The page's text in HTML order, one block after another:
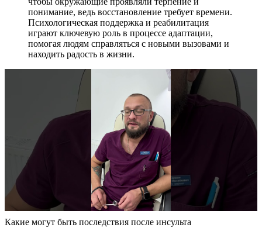
понимание, ведь восстановление требует времени.
Психологическая поддержка и реабилитация
играют ключевую роль в процессе адаптации,
помогая людям справляться с новыми вызовами и
находить радость в жизни.
Какие могут быть последствия после инсульта